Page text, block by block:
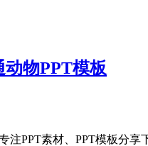
物PPT模板
注PPT素材、PPT模板分